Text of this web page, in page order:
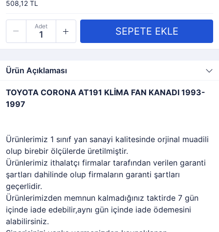
508,12 TL
Adet
Ürün Açıklaması
TOYOTA CORONA AT191 KLİMA FAN KANADI 1993-
1997
Ürünlerimiz 1 sınıf yan sanayi kalitesinde orjinal muadili
olup birebir ölçülerde üretilmiştir.
Ürünlerimiz ithalatçı firmalar tarafından verilen garanti
şartları dahilinde olup firmaların garanti şartları
geçerlidir.
Ürünlerimizden memnun kalmadığınız taktirde 7 gün
içinde iade edebilir,aynı gün içinde iade ödemesini
alabilirsiniz.